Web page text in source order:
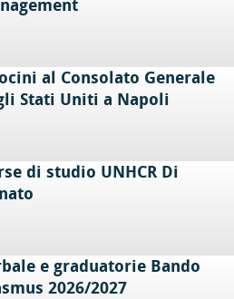
al Consolato Generale
Stati Uniti a Napoli
di studio UNHCR Di
e graduatorie Bando
2026/2027